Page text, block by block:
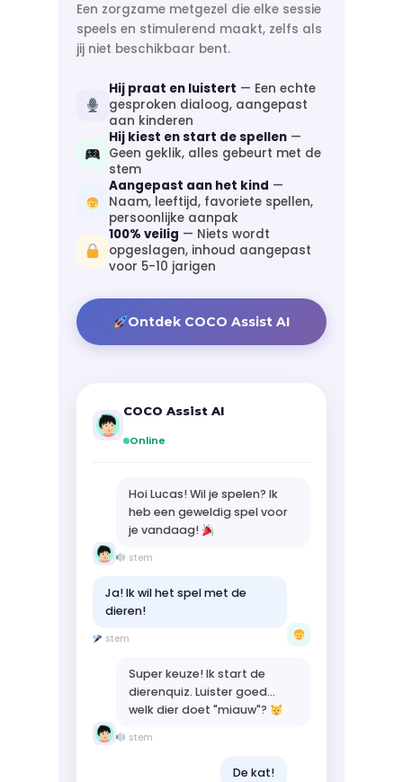
Een zorgzame metgezel die elke sessie
speels en stimulerend maakt, zelfs als
jij niet beschikbaar bent.
Hij praat en luistert — Een echte
gesproken dialoog, aangepast
aan kinderen
Hij kiest en start de spellen—
Geen geklik, alles gebeurt met de
stem
Aangepast aan het kind —
Naam, leeftijd, favoriete spellen,
persoonlijke aanpak
100% veilig — Niets wordt
opgeslagen, inhoud aangepast
voor 5-10 jarigen
Ontdek COCO Assist AI
COCO Assist AI
Online
Hoi Lucas! Wil je spelen? Ik
heb een geweldig spel voor
je vandaag!
stem
Ja! Ik wil het spel met de
dieren!
stem
Super keuze! Ik start de
dierenquiz. Luister goed...
welk dier doet "miauw"?
stem
De kat!